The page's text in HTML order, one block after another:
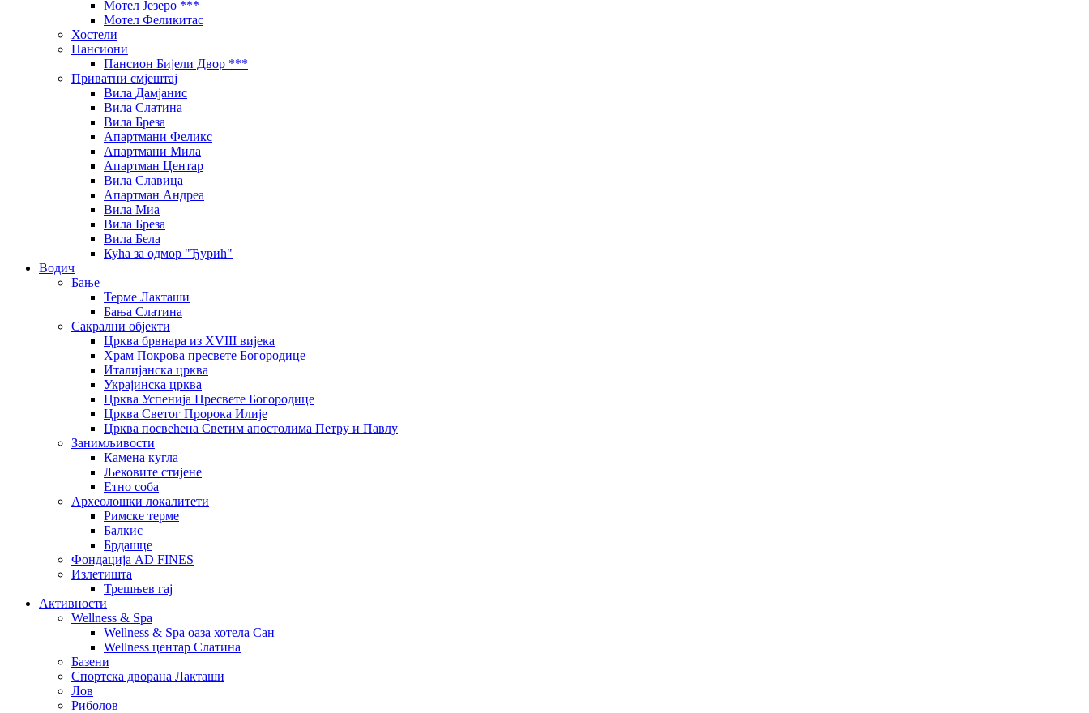
Мотел Језеро ***
Мотел Феликитас
Хостели
Пансиони
Пансион Бијели Двор ***
Приватни смјештај
Вила Дамјанис
Вила Слатина
Вила Бреза
Апартмани Феликс
Апартмани Мила
Апартман Центар
Вила Славица
Апартман Андреа
Вила Миа
Вила Бреза
Вила Бела
Кућа за одмор "Ђурић"
Водич
Бање
Терме Лакташи
Бања Слатина
Сакрални објекти
Црква брвнара из XVIII вијека
Храм Покрова пресвете Богородице
Италијанска црква
Украјинска црква
Црква Успенија Пресвете Богородице
Црква Светог Пророка Илије
Црква посвећена Светим апостолима Петру и Павлу
Занимљивости
Камена кугла
Љековите стијене
Етно соба
Археолошки локалитети
Римске терме
Балкис
Брдашце
Фондација AD FINES
Излетишта
Трешњев гај
Активности
Wellness & Spa
Wellness & Spa оаза хотела Сан
Wellness центар Слатина
Базени
Спортска дворана Лакташи
Лов
Риболов